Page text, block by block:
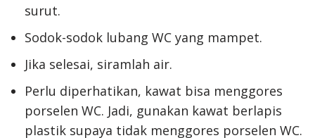
surut.
Sodok-sodok lubang WC yang mampet.
Jika selesai, siramlah air.
Perlu diperhatikan, kawat bisa menggores
porselen WC. Jadi, gunakan kawat berlapis
plastik supaya tidak menggores porselen WC.